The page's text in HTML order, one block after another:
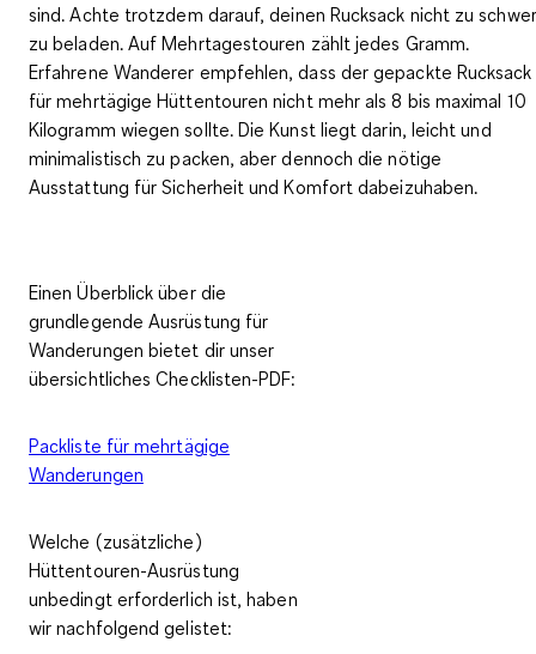
sind. Achte trotzdem darauf, deinen Rucksack nicht zu schwer
zu beladen. Auf Mehrtagestouren zählt jedes Gramm.
Erfahrene Wanderer empfehlen, dass der gepackte Rucksack
für mehrtägige Hüttentouren nicht mehr als8 bis maximal 10
Kilogramm wiegen sollte. Die Kunst liegt darin, leicht und
minimalistisch zu packen, aber dennoch die nötige
Ausstattung für Sicherheit und Komfort dabeizuhaben.
Einen Überblick über die
grundlegende Ausrüstung für
Wanderungen bietet dir unser
übersichtliches Checklisten-PDF:
Packliste für mehrtägige
Wanderungen
Welche (zusätzliche)
Hüttentouren-Ausrüstung
unbedingt erforderlich ist, haben
wir nachfolgend gelistet: